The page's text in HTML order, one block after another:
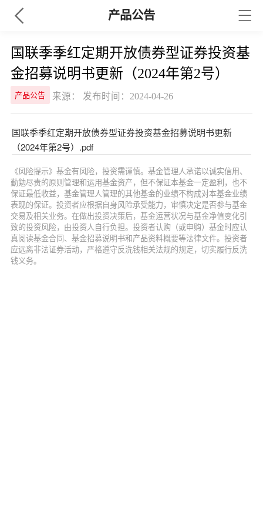
产品公告
国联季季红定期开放债券型证券投资基
金招募说明书更新（2024年第2号）
产品公告 来源： 发布时间：2024-04-26
国联季季红定期开放债券型证券投资基金招募说明书更新
（2024年第2号）.pdf
《风险提示》基金有风险，投资需谨慎。基金管理人承诺以诚实信用、
勤勉尽责的原则管理和运用基金资产，但不保证本基金一定盈利，也不
保证最低收益，基金管理人管理的其他基金的业绩不构成对本基金业绩
表现的保证。投资者应根据自身风险承受能力，审慎决定是否参与基金
交易及相关业务。在做出投资决策后，基金运营状况与基金净值变化引
致的投资风险，由投资人自行负担。投资者认购（或申购）基金时应认
真阅读基金合同、基金招募说明书和产品资料概要等法律文件。投资者
应远离非法证券活动，严格遵守反洗钱相关法规的规定，切实履行反洗
钱义务。